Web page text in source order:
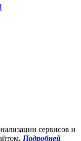
сервисов и
Подробней